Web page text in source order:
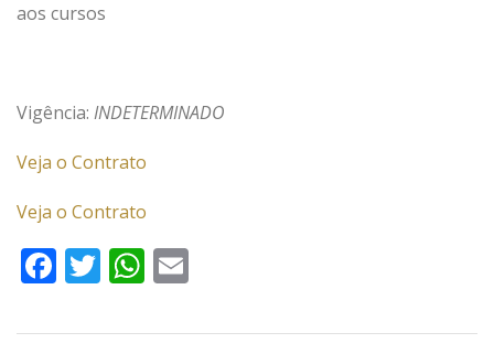
aos cursos
Vigência: INDETERMINADO
Veja o Contrato
Veja o Contrato
Facebook
TwitterWhatsApp